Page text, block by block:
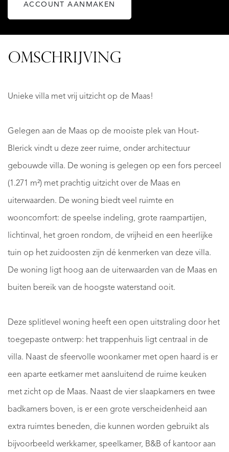
ACCOUNT AANMAKEN
OMSCHRIJVING
Unieke villa met vrij uitzicht op de Maas!
Gelegen aan de Maas op de mooiste plek van Hout-
Blerick vindt u deze zeer ruime, onder architectuur
gebouwde villa. De woning is gelegen op een fors perceel
(1.271 m²) met prachtig uitzicht over de Maas en
uiterwaarden. De woning biedt veel ruimte en
wooncomfort: de speelse indeling, grote raampartijen,
lichtinval, het groen rondom, de vrijheid en een heerlijke
tuin op het zuidoosten zijn dé kenmerken van deze villa.
De woning ligt hoog aan de uiterwaarden van de Maas en
buiten bereik van de hoogste waterstand ooit.
Deze splitlevel woning heeft een open uitstraling door het
toegepaste ontwerp: het trappenhuis ligt centraal in de
villa. Naast de sfeervolle woonkamer met open haard is er
een aparte eetkamer met aansluitend de ruime keuken
met zicht op de Maas. Naast de vier slaapkamers en twee
badkamers boven, is er een grote verscheidenheid aan
extra ruimtes beneden, die kunnen worden gebruikt als
bijvoorbeeld werkkamer, speelkamer, B&B of kantoor aan